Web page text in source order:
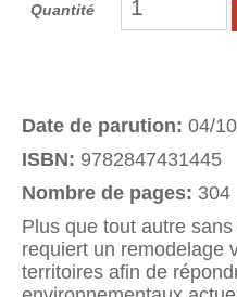
Quantité
Date de parution: 04/
ISBN: 9782847431445
Nombre de pages: 304
Plus que tout autre
requiert un remodelage
territoires afin de